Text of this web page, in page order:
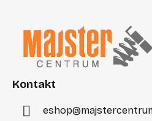
Kontakt
eshop@